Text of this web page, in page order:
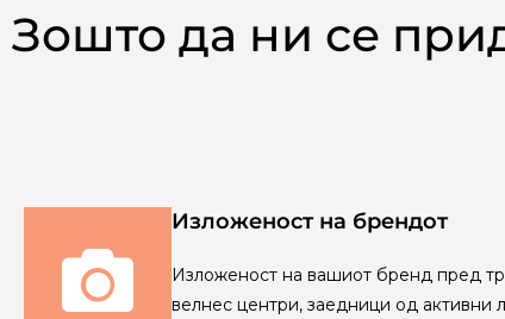
Зошто да ни се
Изложеност на брендот
Изложеност на вашиот бренд пред
велнес центри, заедници од активни